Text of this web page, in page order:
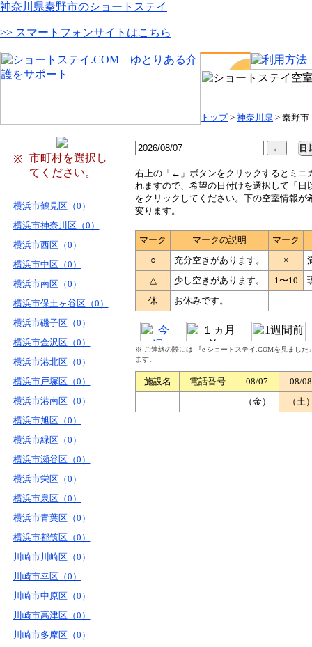
神奈川県秦野市のショートステイ
>> スマートフォンサイトはこちら
トップ> 神奈川県 > 秦野市
※
市町村を選択し
てください。
横浜市鶴見区（0）
横浜市神奈川区（0）
横浜市西区（0）
横浜市中区（0）
横浜市南区（0）
横浜市保土ヶ谷区（0）
横浜市磯子区（0）
横浜市金沢区（0）
横浜市港北区（0）
横浜市戸塚区（0）
横浜市港南区（0）
横浜市旭区（0）
横浜市緑区（0）
横浜市瀬谷区（0）
横浜市栄区（0）
横浜市泉区（0）
横浜市青葉区（0）
横浜市都筑区（0）
川崎市川崎区（0）
川崎市幸区（0）
川崎市中原区（0）
川崎市高津区（0）
川崎市多摩区（0）
右上の「←」ボタンをクリックするとミニ
れますので、希望の日付けを選択して「日
をクリックしてください。下の空室情報が
変ります。
マーク マークの説明
マーク
○
充分空きがあります。 ×
△
少し空きがあります。 1〜10
休
お休みです。
※ ご連絡の際には 『e-ショートステイ.COMを見まし
ます。
施設名 電話番号 08/07
08/08
（金）
（土